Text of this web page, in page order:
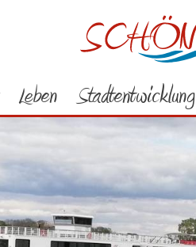
Leben Stadtentwicklung